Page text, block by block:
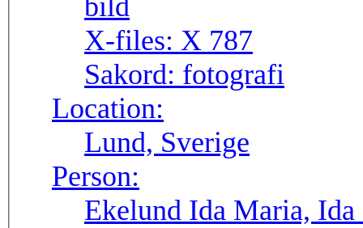
X-files: X 787
Sakord: fotografi
Location:
Lund, Sverige
Person:
Ekelund Ida Maria, Ida